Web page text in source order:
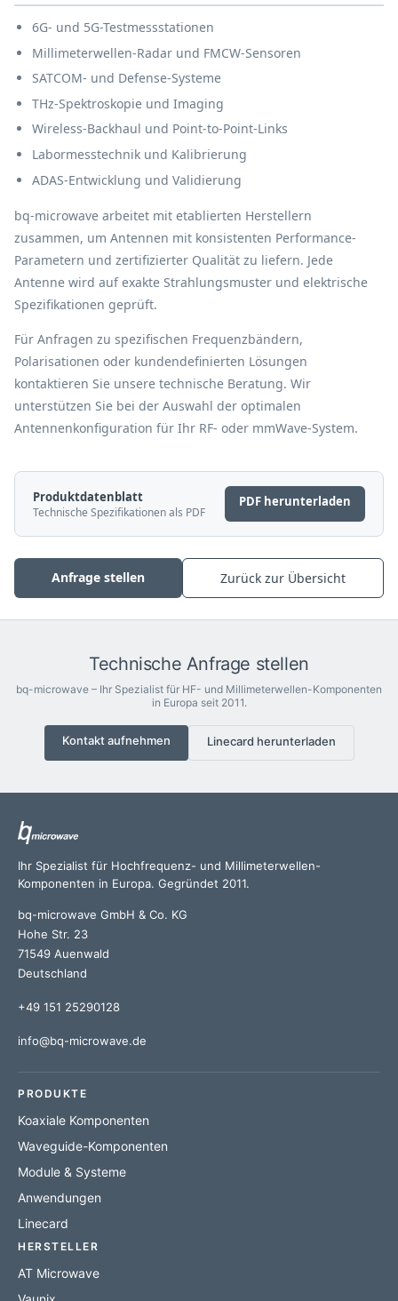
6G- und 5G-Testmessstationen
Millimeterwellen-Radar und FMCW-Sensoren
SATCOM- und Defense-Systeme
THz-Spektroskopie und Imaging
Wireless-Backhaul und Point-to-Point-Links
Labormesstechnik und Kalibrierung
ADAS-Entwicklung und Validierung
bq-microwave arbeitet mit etablierten Herstellern
zusammen, um Antennen mit konsistenten Performance-
Parametern und zertifizierter Qualität zu liefern. Jede
Antenne wird auf exakte Strahlungsmuster und elektrische
Spezifikationen geprüft.
Für Anfragen zu spezifischen Frequenzbändern,
Polarisationen oder kundendefinierten Lösungen
kontaktieren Sie unsere technische Beratung. Wir
unterstützen Sie bei der Auswahl der optimalen
Antennenkonfiguration für Ihr RF- oder mmWave-System.
Produktdatenblatt
Technische Spezifikationen als PDF
PDF herunterladen
Anfrage stellen Zurück zur Übersicht
Technische Anfrage stellen
bq-microwave – Ihr Spezialist für HF- und Millimeterwellen-Komponenten
in Europa seit 2011.
Kontakt aufnehmen Linecard herunterladen
Ihr Spezialist für Hochfrequenz- und Millimeterwellen-
Komponenten in Europa. Gegründet 2011.
bq-microwave GmbH & Co. KG
Hohe Str. 23
71549 Auenwald
Deutschland
+49 151 25290128
info@bq-microwave.de
PRODUKTE
Koaxiale Komponenten
Waveguide-Komponenten
Module & Systeme
Anwendungen
Linecard
HERSTELLER
AT Microwave